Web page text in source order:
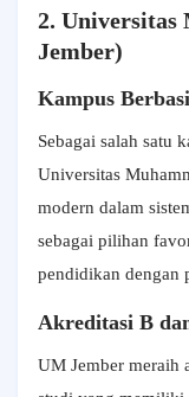
2. Universitas
Jember)
Kampus
Sebagai salah satu
Universitas
modern dalam
sebagai pilihan
pendidikan dengan
Akreditasi B
UM Jember meraih